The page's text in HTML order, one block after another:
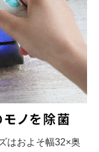
はおよそ幅32×奥